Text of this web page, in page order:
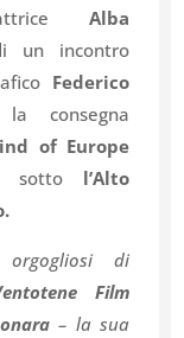
Alba
un incontro
Federico
consegna
of Europe
sotto l’Alto
orgogliosi di
Film
– la sua